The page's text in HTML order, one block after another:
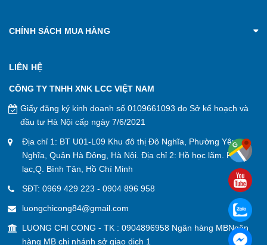
CHÍNH SÁCH MUA HÀNG
LIÊN HỆ
CÔNG TY TNHH XNK LCC VIỆT NAM
Giấy đăng ký kinh doanh số 0109661093 do Sở kế hoạch và
đầu tư Hà Nội cấp ngày 7/6/2021
Địa chỉ 1: BT U01-L09 Khu đô thị Đô Nghĩa, Phường Yên
Nghĩa, Quận Hà Đông, Hà Nội. Địa chỉ 2: Hồ học lãm. P. An
lạc,Q. Bình Tân, Hồ Chí Minh
SĐT: 0969 429 223 - 0904 896 958
luongchicong84@gmail.com
LUONG CHI CONG - TK : 0904896958 Ngân hàng MBNgân
hàng MB chi nhánh sở giao dịch 1